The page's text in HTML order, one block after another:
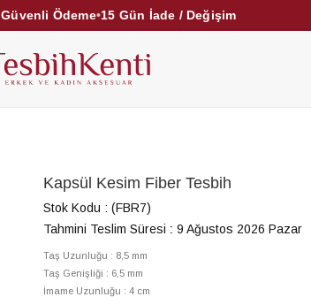
Güvenli Ödeme•15 Gün İade / Değişim
KUKA TESBİHLER
Kapsül Kesim Fiber Tesbih
Stok Kodu
(FBR7)
Tahmini Teslim Süresi : 9 Ağustos 2026 Pazar
Taş Uzunluğu : 8,5 mm
Taş Genişliği : 6,5 mm
İmame Uzunluğu : 4 cm